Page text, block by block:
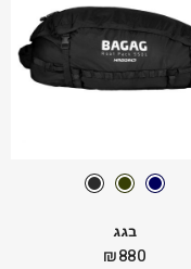
בגג
₪880